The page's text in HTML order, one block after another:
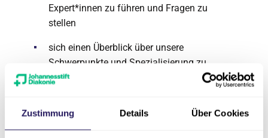
Zustimmung Details Über Cookies
Expert*innen zu führen und Fragen zu
stellen
sich einen Überblick über unsere
Schwerpunkte und Spezialisierung zu
verschaffen
Eltern auszutauschen